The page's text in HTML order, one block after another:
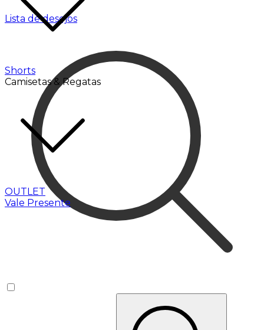
Shorts
Camisetas & Regatas
OUTLET
Vale Presente
Lista de desejos